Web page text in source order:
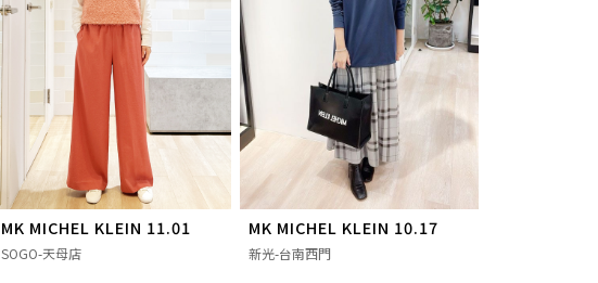
MK MICHEL KLEIN 11.01
SOGO-天母店
MK MICHEL KLEIN 10.17
新光-台南西門